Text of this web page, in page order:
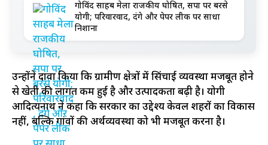
गोविंद साहब मेला राजकीय घोषित, सपा पर बरसे
योगी; परिवारवाद, दंगे और पेपर लीक पर साधा
निशाना
उन्होंने दावा किया कि ग्रामीण क्षेत्रों में सिंचाई व्यवस्था मजबूत होने
से खेती की लागत कम हुई है और उत्पादकता बढ़ी है। योगी
आदित्यनाथ ने कहा कि सरकार का उद्देश्य केवल शहरों का विकास
नहीं, बल्कि गांवों की अर्थव्यवस्था को भी मजबूत करना है।